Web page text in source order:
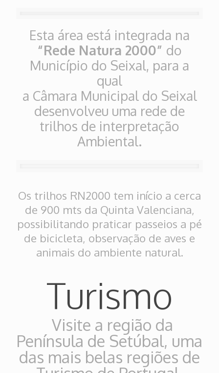
Esta área está integrada na
“Rede Natura 2000” do
Município do Seixal, para a
qual
a Câmara Municipal do Seixal
desenvolveu uma rede de
trilhos de interpretação
Ambiental.
Os trilhos RN2000 tem início a cerca
de 900 mts da Quinta Valenciana,
possibilitando praticar passeios a pé
de bicicleta, observação de aves e
animais do ambiente natural.
Turismo
Visite a região da
Península de Setúbal, uma
das mais belas regiões de